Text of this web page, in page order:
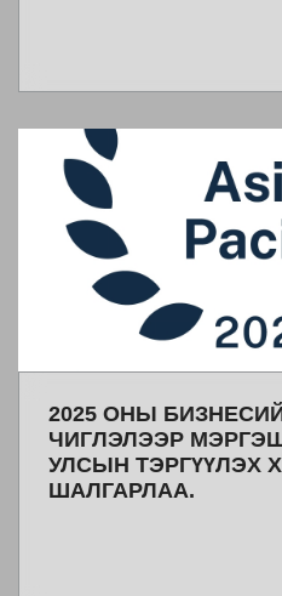
2025 ОНЫ
ЧИГЛЭЛЭЭР
УЛСЫН ТЭРГҮҮЛЭХ
ШАЛГАРЛАА.